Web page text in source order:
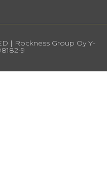
| Rockness Group Oy Y-
9